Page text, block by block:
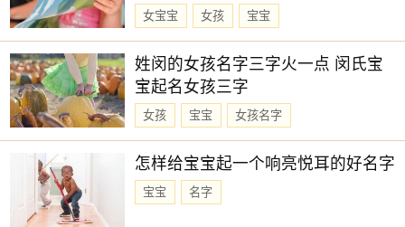
女宝宝 女孩 宝宝
姓闵的女孩名字三字火一点 闵氏宝
宝起名女孩三字
女孩 宝宝 女孩名字
怎样给宝宝起一个响亮悦耳的好名字
宝宝 名字